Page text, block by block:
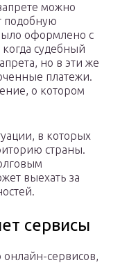
можно
подобную
оформлено с
судебный
но в эти же
платежи.
о котором
в которых
страны.
выехать за
сервисы
сервисов,